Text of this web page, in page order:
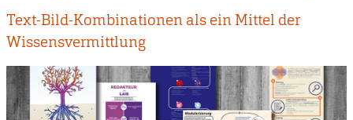
English
instead.
Text-Bild-Kombinationen als ein Mittel der
Wissensvermittlung